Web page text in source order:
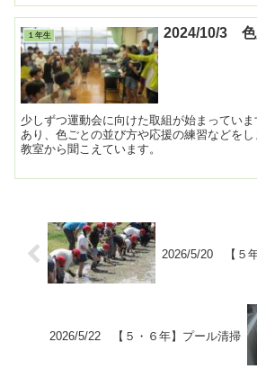
１年生 2024/10/3 色
少しずつ運動会に向けた取組が始まってい
あり、色ごとの並び方や応援の練習などを
教室から聞こえています。
2026/5/20 【５
2026/5/22 【５・６年】プール清掃